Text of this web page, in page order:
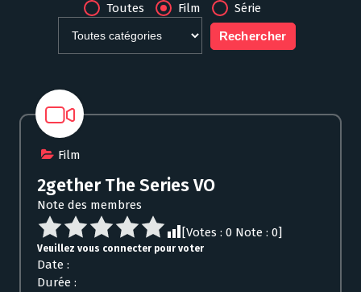
Toutes Film Série
Film
2gether The Series VO
Note des membres
[Votes : 0 Note : 0]
Veuillez vous connecter pour voter
Date :
Durée :